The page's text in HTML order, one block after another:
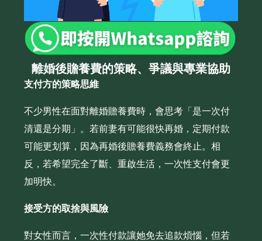
離婚後贍養費的策略、爭議與專業協助
支付方的策略思維
不少男性在面對離婚贍養費時，會思考「是一次付
清還是分期」。若前妻有可能很快再婚，定期付款
可能更划算，因為再婚後贍養費義務會終止。相
反，若希望完全了斷、重啟生活，一次性支付會更
加明快。
接受方的取捨與風險
對女性而言，一次性付款讓她免去追款煩惱，但若